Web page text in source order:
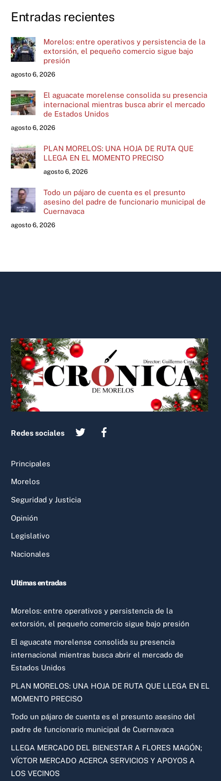
Entradas recientes
Morelos: entre operativos y persistencia de la
extorsión, el pequeño comercio sigue bajo
presión
agosto 6, 2026
El aguacate morelense consolida su presencia
internacional mientras busca abrir el mercado
de Estados Unidos
agosto 6, 2026
PLAN MORELOS: UNA HOJA DE RUTA QUE
LLEGA EN EL MOMENTO PRECISO
agosto 6, 2026
Todo un pájaro de cuenta es el presunto
asesino del padre de funcionario municipal de
Cuernavaca
agosto 6, 2026
To
Top
Redes sociales
Principales
Morelos
Seguridad y Justicia
Opinión
Legislativo
Nacionales
Ultimas entradas
Morelos: entre operativos y persistencia de la
extorsión, el pequeño comercio sigue bajo presión
El aguacate morelense consolida su presencia
internacional mientras busca abrir el mercado de
Estados Unidos
PLAN MORELOS: UNA HOJA DE RUTA QUE LLEGA EN EL
MOMENTO PRECISO
Todo un pájaro de cuenta es el presunto asesino del
padre de funcionario municipal de Cuernavaca
LLEGA MERCADO DEL BIENESTAR A FLORES MAGÓN;
VÍCTOR MERCADO ACERCA SERVICIOS Y APOYOS A
LOS VECINOS